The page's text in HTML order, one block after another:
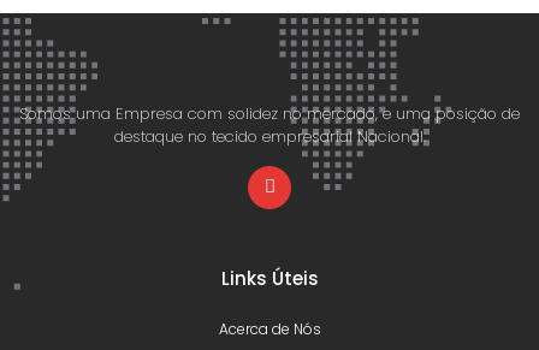
Somos uma Empresa com solidez no mercado, e uma posição de
destaque no tecido empresarial Nacional.
Links Úteis
Acerca de Nós